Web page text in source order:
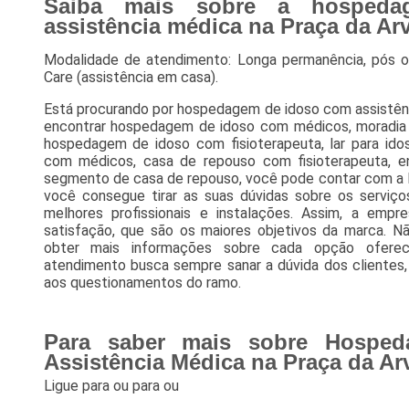
Saiba mais sobre a
assistência médica na Praça da
Modalidade de atendimento: Longa permanência, pós
Care (assistência em casa).
Está procurando por hospedagem de idoso com
encontrar hospedagem de idoso com médicos,
hospedagem de idoso com fisioterapeuta, lar para
com médicos, casa de repouso com fisioterapeuta,
segmento de casa de repouso, você pode contar com a
você consegue tirar as suas dúvidas sobre os
melhores profissionais e instalações. Assim, a
satisfação, que são os maiores objetivos da marca.
obter mais informações sobre cada opção
atendimento busca sempre sanar a dúvida dos
aos questionamentos do ramo.
Para saber mais sobre
Assistência Médica na Praça da
Ligue para ou para ou